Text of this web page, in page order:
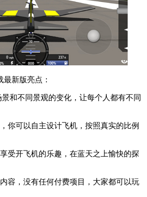
新版亮点：
和不同景观的变化，让每个人都有不同
你可以自主设计飞机，按照真实的比例
受开飞机的乐趣，在蓝天之上愉快的探
容，没有任何付费项目，大家都可以玩